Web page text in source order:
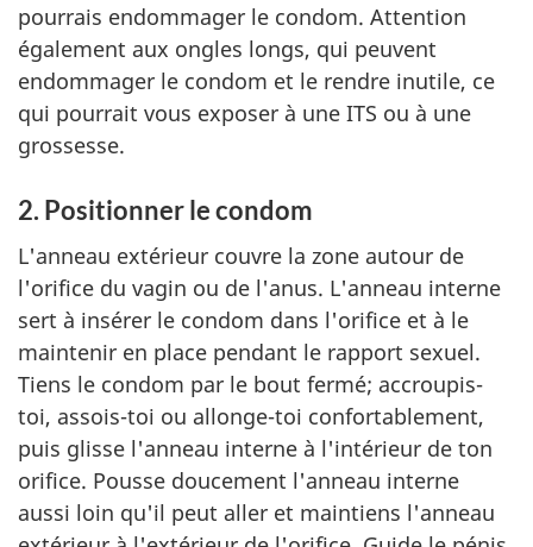
pourrais endommager le condom. Attention
également aux ongles longs, qui peuvent
endommager le condom et le rendre inutile, ce
qui pourrait vous exposer à une ITS ou à une
grossesse.
2. Positionner le condom
L'anneau extérieur couvre la zone autour de
l'orifice du vagin ou de l'anus. L'anneau interne
sert à insérer le condom dans l'orifice et à le
maintenir en place pendant le rapport sexuel.
Tiens le condom par le bout fermé; accroupis-
toi, assois-toi ou allonge-toi confortablement,
puis glisse l'anneau interne à l'intérieur de ton
orifice. Pousse doucement l'anneau interne
aussi loin qu'il peut aller et maintiens l'anneau